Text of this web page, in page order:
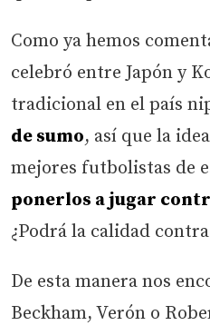
Como ya hemos
celebró entre Japón y
tradicional en el país
de sumo, así que la
mejores futbolistas de
ponerlos a jugar
¿Podrá la calidad
De esta manera nos
Beckham, Verón o